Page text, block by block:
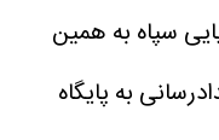
سپاه به همین
به پایگاه